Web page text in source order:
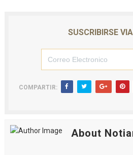
SUSCRIBIRSE
COMPARTIR:
About